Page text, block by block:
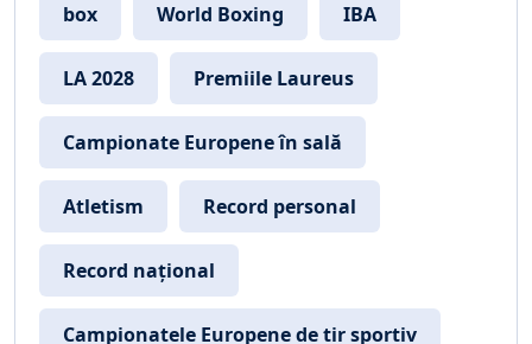
box World Boxing IBA
LA 2028 Premiile Laureus
Campionate Europene în sală
Atletism Record personal
Record național
Campionatele Europene de tir sportiv